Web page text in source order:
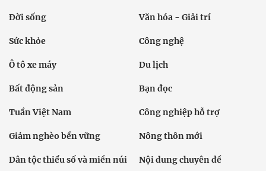
Đời sống Văn hóa - Giải trí
Sức khỏe Công nghệ
Ô tô xe máy Du lịch
Bất động sản Bạn đọc
Tuần Việt Nam Công nghiệp hỗ trợ
Giảm nghèo bền vững Nông thôn mới
Dân tộc thiểu số và miền núi Nội dung chuyên đề